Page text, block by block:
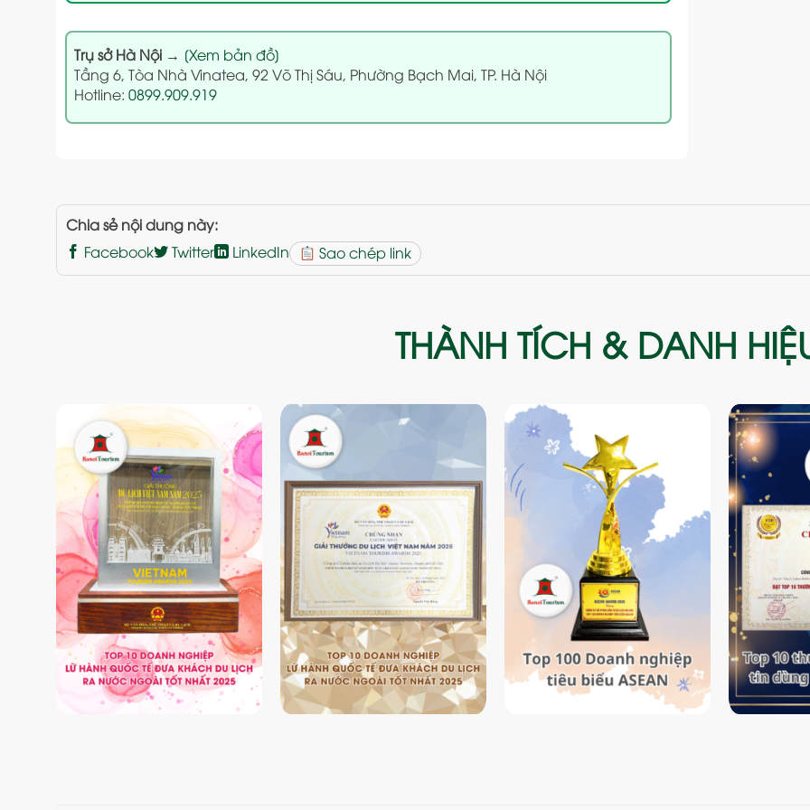
Trụ sở Hà Nội→ [Xem bản đồ]
Tầng 6, Tòa Nhà Vinatea, 92 Võ Thị Sáu, Phường Bạch Mai, TP. Hà Nội
Hotline: 0899.909.919
Chia sẻ nội dung này:
Facebook
Twitter LinkedIn Sao chép link
THÀNH TÍCH & DANH